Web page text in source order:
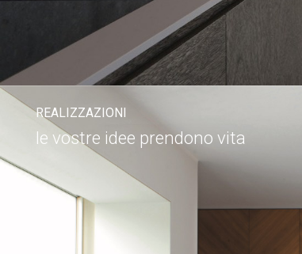
REALIZZAZIONI
le vostre idee prendono vita